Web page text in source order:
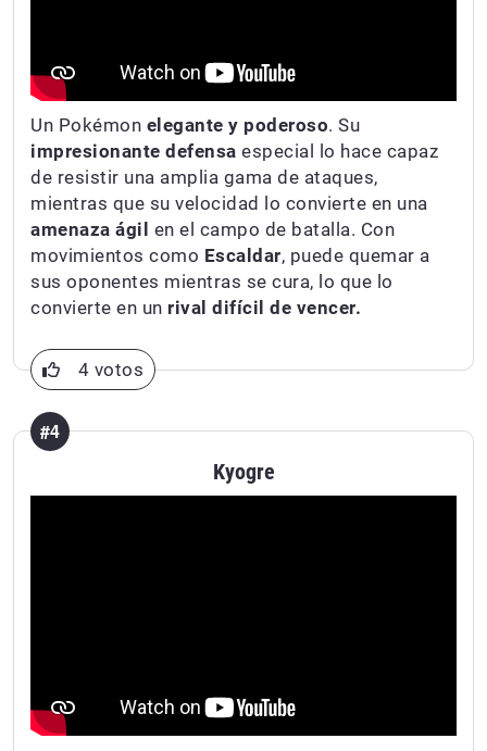
Un Pokémon elegante y poderoso. Su
impresionante defensa especial lo hace capaz
de resistir una amplia gama de ataques,
mientras que su velocidad lo convierte en una
amenaza ágil en el campo de batalla. Con
movimientos como Escaldar, puede quemar a
sus oponentes mientras se cura, lo que lo
convierte en un rival difícil de vencer.
4 votos
#4
Kyogre